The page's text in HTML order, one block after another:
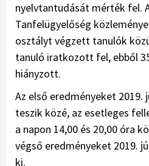
nyelvtantudását mérték fel.
Tanfelügyelőség
osztályt végzett tanulók
tanuló iratkozott fel, ebből
hiányzott.
Az első eredményeket 2019.
teszik közé, az esetleges
a napon 14,00 és 20,00 óra
végső eredményeket 2019.
ki.